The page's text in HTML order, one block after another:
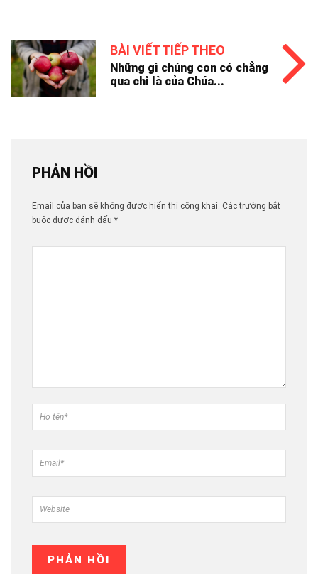
BÀI VIẾT TIẾP THEO
Những gì chúng con có chẳng
qua chỉ là của Chúa...
PHẢN HỒI
Email của bạn sẽ không được hiển thị công khai. Các trường bắt
buộc được đánh dấu *